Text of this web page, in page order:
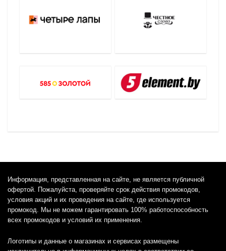
Информация, представленная на сайте, не является публичной
офертой. Пожалуйста, проверяйте срок действия промокодов,
условия акций и их проведения на сайте, где используется
промокод. Мы не можем гарантировать 100% работоспособность
всех промокодов и условий их применения.
Логотипы и данные о магазинах и сервисах размещены